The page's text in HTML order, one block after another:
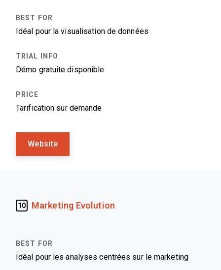
Idéal pour la visualisation de données
Démo gratuite disponible
Tarification sur demande
Website
10 Marketing Evolution
Idéal pour les analyses centrées sur le marketing